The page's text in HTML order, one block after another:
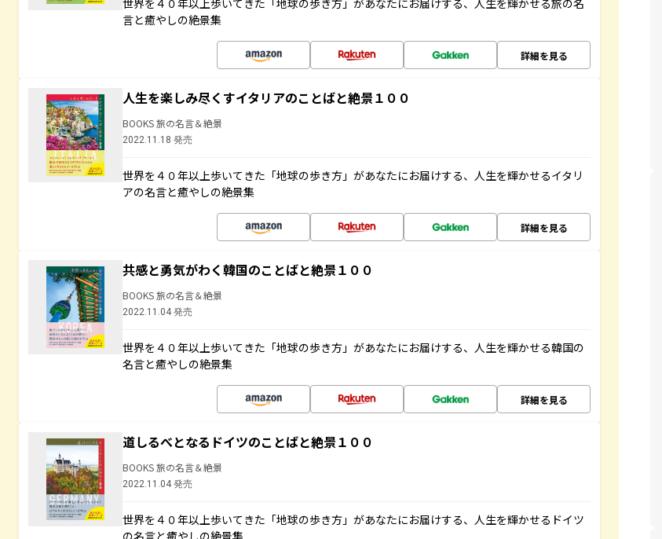
世界を４０年以上歩いてきた「地球の歩き方」があなたにお届けする、人生を輝かせる旅の名
言と癒やしの絶景集
詳細を見る
人生を楽しみ尽くすイタリアのことばと絶景１００
BOOKS 旅の名言＆絶景
2022.11.18 発売
世界を４０年以上歩いてきた「地球の歩き方」があなたにお届けする、人生を輝かせるイタリ
アの名言と癒やしの絶景集
詳細を見る
共感と勇気がわく韓国のことばと絶景１００
BOOKS 旅の名言＆絶景
2022.11.04 発売
世界を４０年以上歩いてきた「地球の歩き方」があなたにお届けする、人生を輝かせる韓国の
名言と癒やしの絶景集
詳細を見る
道しるべとなるドイツのことばと絶景１００
BOOKS 旅の名言＆絶景
2022.11.04 発売
世界を４０年以上歩いてきた「地球の歩き方」があなたにお届けする、人生を輝かせるドイツ
の名言と癒やしの絶景集